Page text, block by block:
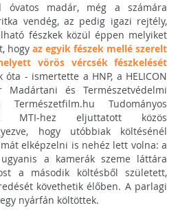
madár, még a számára
vendég, az pedig igazi rejtély,
fészkek közül éppen melyiket
hogyaz egyik fészek mellé szerelt
vörös vércsék fészkelését
- ismertette a HNP, a HELICON
és Természetvédelmi
Tudományos
MTI-hez eljuttatott közös
hogy utóbbiak költésénél
elképzelni is nehéz lett volna: a
a kamerák szeme láttára
a második költésből született,
követhetik élőben. A parlagi
nyárfán költöttek.